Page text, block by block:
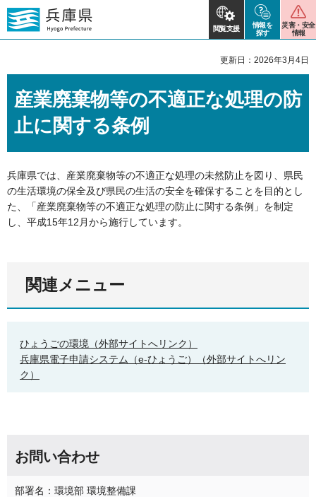
閲覧支援
情報を
探す
災害・安全
情報
更新日：2026年3月4日
産業廃棄物等の不適正な処理の防
止に関する条例
兵庫県では、産業廃棄物等の不適正な処理の未然防止を図り、県民
の生活環境の保全及び県民の生活の安全を確保することを目的とし
た、「産業廃棄物等の不適正な処理の防止に関する条例」を制定
し、平成15年12月から施行しています。
関連メニュー
ひょうごの環境（外部サイトへリンク）
兵庫県電子申請システム（e-ひょうご）（外部サイトへリン
ク）
お問い合わせ
部署名：環境部 環境整備課